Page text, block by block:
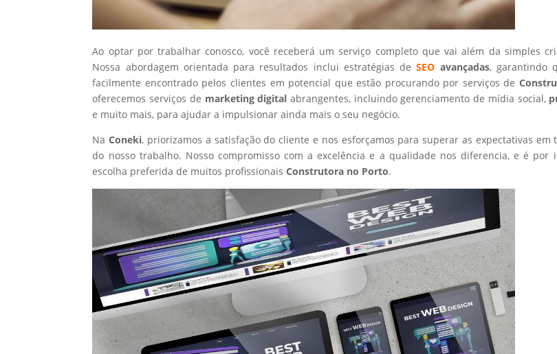
Ao optar por trabalhar conosco, você receberá um serviço completo que vai além da simples
Nossa abordagem orientada para resultados inclui estratégias deSEO avançadas, garantindo
facilmente encontrado pelos clientes em potencial que estão procurando por serviços de
oferecemos serviços de marketing digital abrangentes, incluindo gerenciamento de mídia social,
e muito mais, para ajudar a impulsionar ainda mais o seu negócio.
NaConeki, priorizamos a satisfação do cliente e nos esforçamos para superar as expectativas em
do nosso trabalho. Nosso compromisso com a excelência e a qualidade nos diferencia, e é por
escolha preferida de muitos profissionaisConstrutora no Porto.